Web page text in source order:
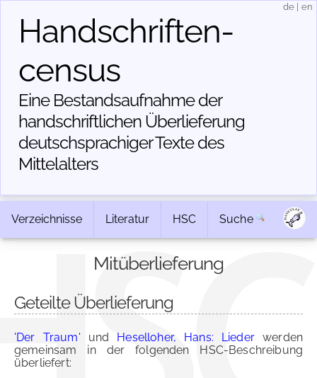
Handschriften­
census
Eine Bestandsaufnahme der
handschriftlichen Über­lieferung
deutschsprachiger Texte des
Mittelalters
de en
Verzeichnisse Literatur HSC Suche
Mitüberlieferung
Geteilte Überlieferung
'Der Traum' und Heselloher, Hans: Liederwerden
gemeinsam in der folgenden HSC-Beschreibung
überliefert: